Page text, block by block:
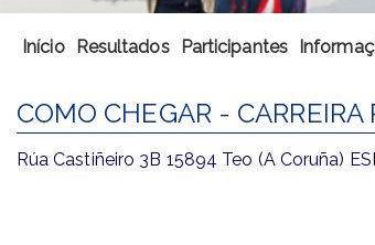
Início Resultados Participantes
COMO CHEGAR -
Rúa Castiñeiro 3B 15894 Teo (A Coruña)